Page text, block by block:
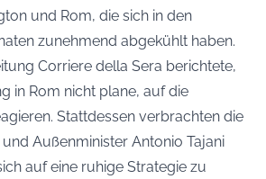
und Rom, die sich in den
zunehmend abgekühlt haben.
Corriere della Sera berichtete,
in Rom nicht plane, auf die
Stattdessen verbrachten die
Außenminister Antonio Tajani
auf eine ruhige Strategie zu